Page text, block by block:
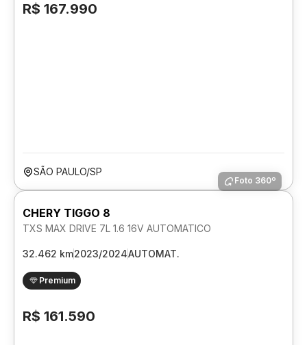
R$ 167.990
SÃO PAULO/SP
Foto 360º
CHERY TIGGO 8
TXS MAX DRIVE 7L 1.6 16V AUTOMATICO
32.462 km2023/2024AUTOMAT.
Premium
R$ 161.590